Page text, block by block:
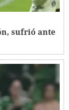
sufrió ante